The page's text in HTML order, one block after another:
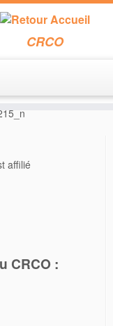
CRCO
cru ! »
affilié
CRCO :